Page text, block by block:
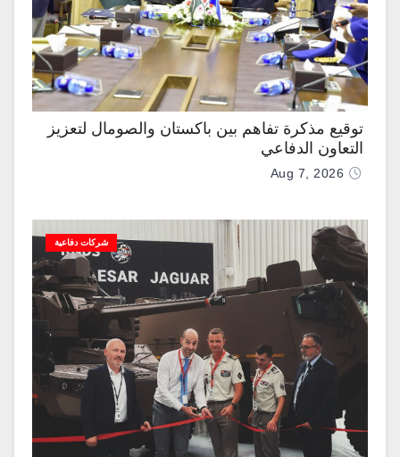
توقيع مذكرة تفاهم بين باكستان والصومال لتعزيز
التعاون الدفاعي
Aug 7, 2026
شركات دفاعية